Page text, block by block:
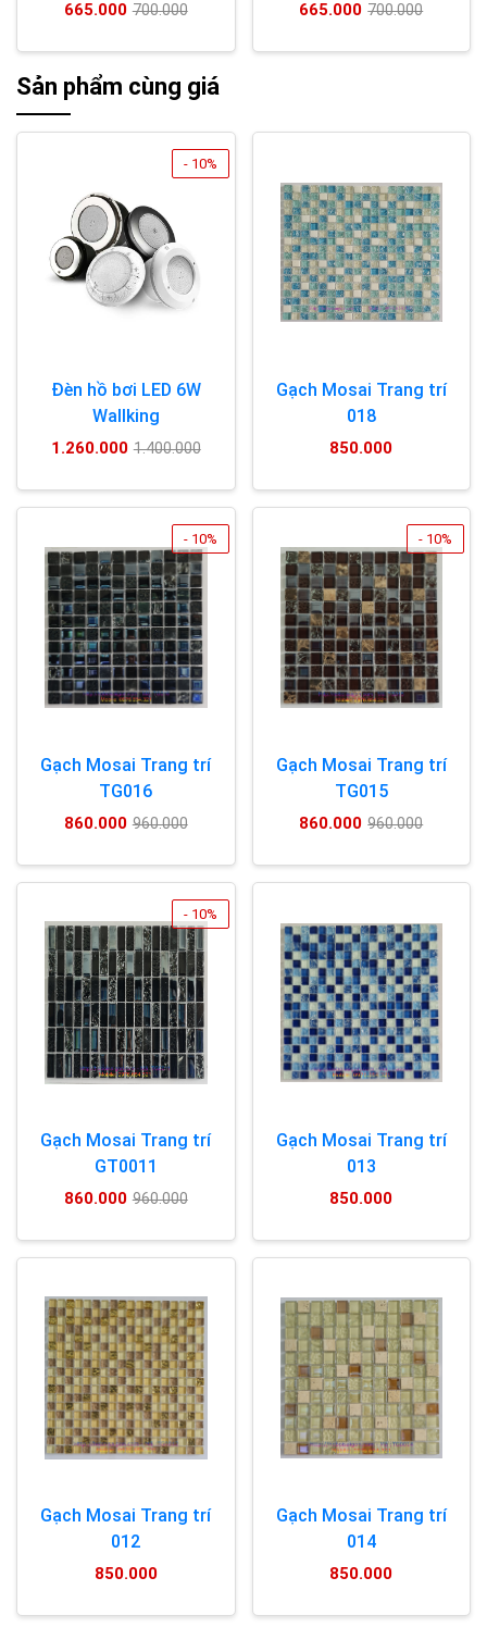
665.000 700.000 665.000 700.000
Sản phẩm cùng giá
- 10%
Đèn hồ bơi LED 6W
Wallking
1.260.000 1.400.000
Gạch Mosai Trang trí
018
850.000
- 10%
Gạch Mosai Trang trí
TG016
860.000 960.000
- 10%
Gạch Mosai Trang trí
TG015
860.000 960.000
- 10%
Gạch Mosai Trang trí
GT0011
860.000 960.000
Gạch Mosai Trang trí
013
850.000
Gạch Mosai Trang trí
012
850.000
Gạch Mosai Trang trí
014
850.000